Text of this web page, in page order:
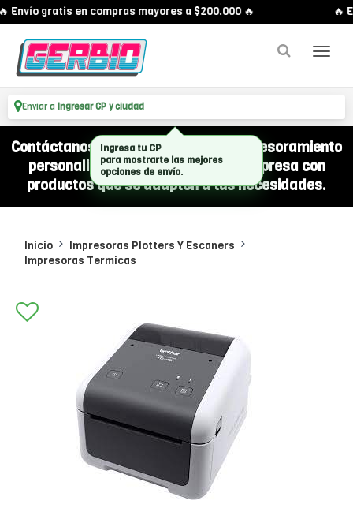
Envío gratis en compras mayores a $200.000 🔥 🔥
Enviar a Ingresar CP y ciudad
Contáctanos por WhatsApp y recibí asesoramiento
personalizado para equipar a tu empresa con
productos que se adapten a tus necesidades.
Inicio
Impresoras Plotters Y Escaners
Impresoras Termicas
Ingresa tu CP
para mostrarte las mejores
opciones de envío.